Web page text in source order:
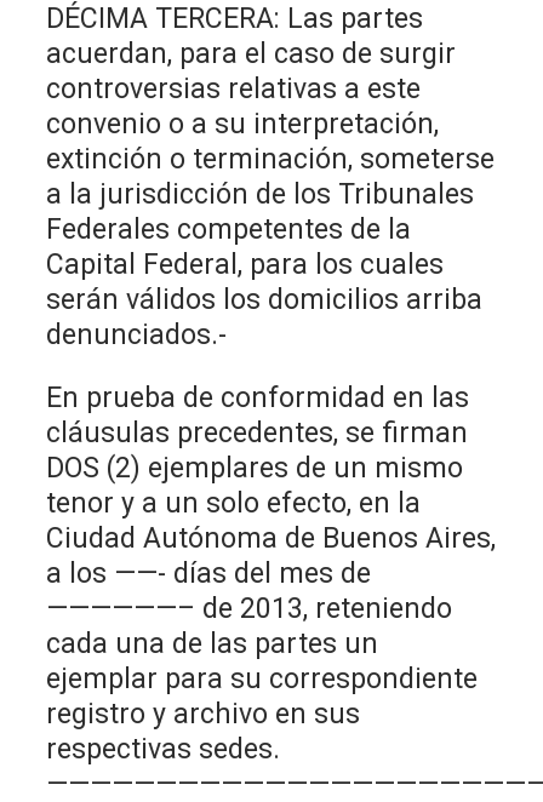
DÉCIMA TERCERA: Las partes
acuerdan, para el caso de surgir
controversias relativas a este
convenio o a su interpretación,
extinción o terminación, someterse
a la jurisdicción de los Tribunales
Federales competentes de la
Capital Federal, para los cuales
serán válidos los domicilios arriba
denunciados.-
En prueba de conformidad en las
cláusulas precedentes, se firman
DOS (2) ejemplares de un mismo
tenor y a un solo efecto, en la
Ciudad Autónoma de Buenos Aires,
a los ——- días del mes de
——————– de 2013, reteniendo
cada una de las partes un
ejemplar para su correspondiente
registro y archivo en sus
respectivas sedes.